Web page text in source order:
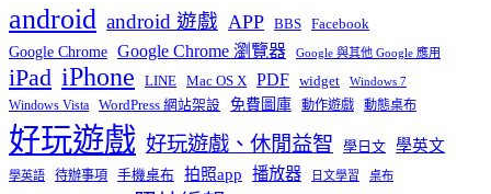
android android 遊戲 APP BBS Facebook
Google Chrome Google Chrome 瀏覽器 Google 與其他 Google 應用
iPad iPhone LINE Mac OS X PDF widget Windows 7
Windows Vista WordPress 網站架設 免費圖庫 動作遊戲 動態桌布
好玩遊戲 好玩遊戲、休閒益智 學日文 學英文
學英語 待辦事項 手機桌布 拍照app 播放器 日文學習 桌布